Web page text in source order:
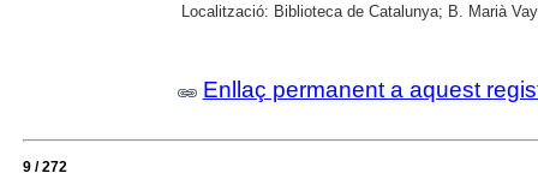
Localització: Biblioteca de Catalunya; B. Marià
Enllaç permanent a aquest
9 / 272